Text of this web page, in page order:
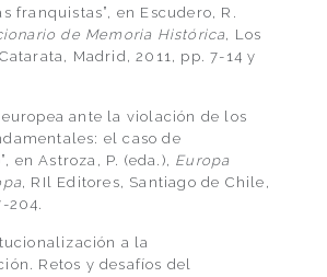
franquistas”, en Escudero, R.
de Memoria Histórica, Los
Madrid, 2011, pp. 7-14 y
europea ante la violación de los
el caso de
en Astroza, P. (eda.), Europa
, RIl Editores, Santiago de Chile,
204.
a la
Retos y desafíos del